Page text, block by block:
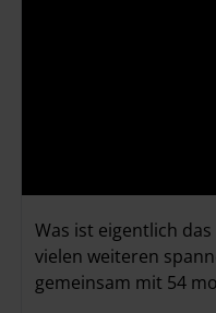
Was ist eigentlich
vielen weiteren
gemeinsam mit 54